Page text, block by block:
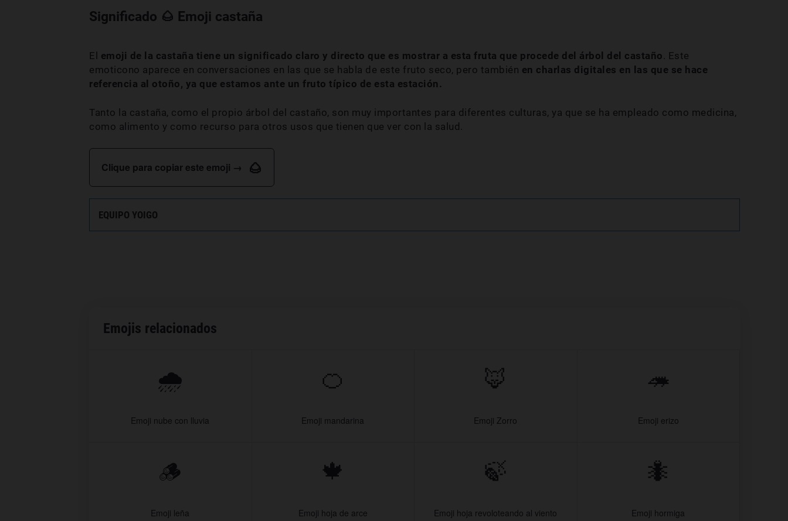
Significado 🌰 Emoji castaña
El emoji de la castaña tiene un significado claro y directo que es mostrar a esta fruta que procede del árbol del castaño . Este
emoticono aparece en conversaciones en las que se habla de este fruto seco, pero también en charlas digitales en las que se hace
referencia al otoño, ya que estamos ante un fruto típico de esta estación.
Tanto la castaña, como el propio árbol del castaño, son muy importantes para diferentes culturas, ya que se ha empleado como medicina,
como alimento y como recurso para otros usos que tienen que ver con la salud.
Clique para copiar este emoji → 🌰
EQUIPO YOIGO
Emojis relacionados
🌧️
Emoji nube con lluvia
🍊
Emoji mandarina
🦊
Emoji Zorro
🦔
Emoji erizo
🪵
Emoji leña
🍁
Emoji hoja de arce
🍃
Emoji hoja revoloteando al viento
🐜
Emoji hormiga